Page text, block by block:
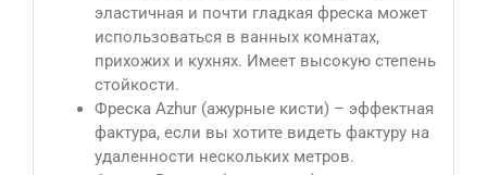
эластичная и почти гладкая фреска может
использоваться в ванных комнатах,
прихожих и кухнях. Имеет высокую степень
стойкости.
Фреска Azhur (ажурные кисти) – эффектная
фактура, если вы хотите видеть фактуру на
удаленности нескольких метров.